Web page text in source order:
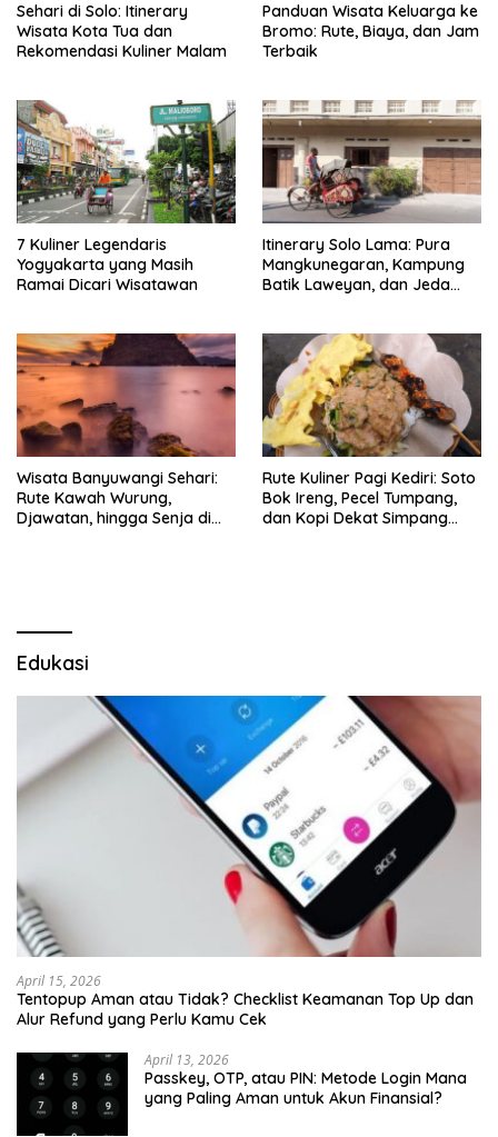
Sehari di Solo: Itinerary
Wisata Kota Tua dan
Rekomendasi Kuliner Malam
Panduan Wisata Keluarga ke
Bromo: Rute, Biaya, dan Jam
Terbaik
7 Kuliner Legendaris
Yogyakarta yang Masih
Ramai Dicari Wisatawan
Itinerary Solo Lama: Pura
Mangkunegaran, Kampung
Batik Laweyan, dan Jeda
Wisata Banyuwangi Sehari:
Rute Kawah Wurung,
Djawatan, hingga Senja di
Rute Kuliner Pagi Kediri: Soto
Bok Ireng, Pecel Tumpang,
dan Kopi Dekat Simpang
Edukasi
April 15, 2026
Tentopup Aman atau Tidak? Checklist Keamanan Top Up dan
Alur Refund yang Perlu Kamu Cek
April 13, 2026
Passkey, OTP, atau PIN: Metode Login Mana
yang Paling Aman untuk Akun Finansial?